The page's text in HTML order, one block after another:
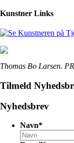
Kunstner Links
Thomas Bo Larsen.
Tilmeld
Nyhedsbrev
Navn*